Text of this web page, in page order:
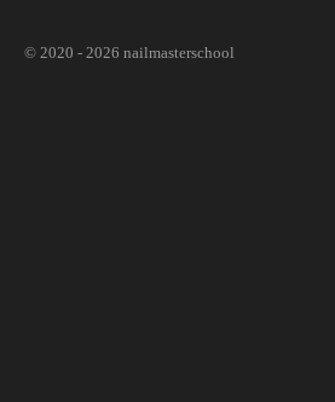
© 2020 - 2026 nailmasterschool